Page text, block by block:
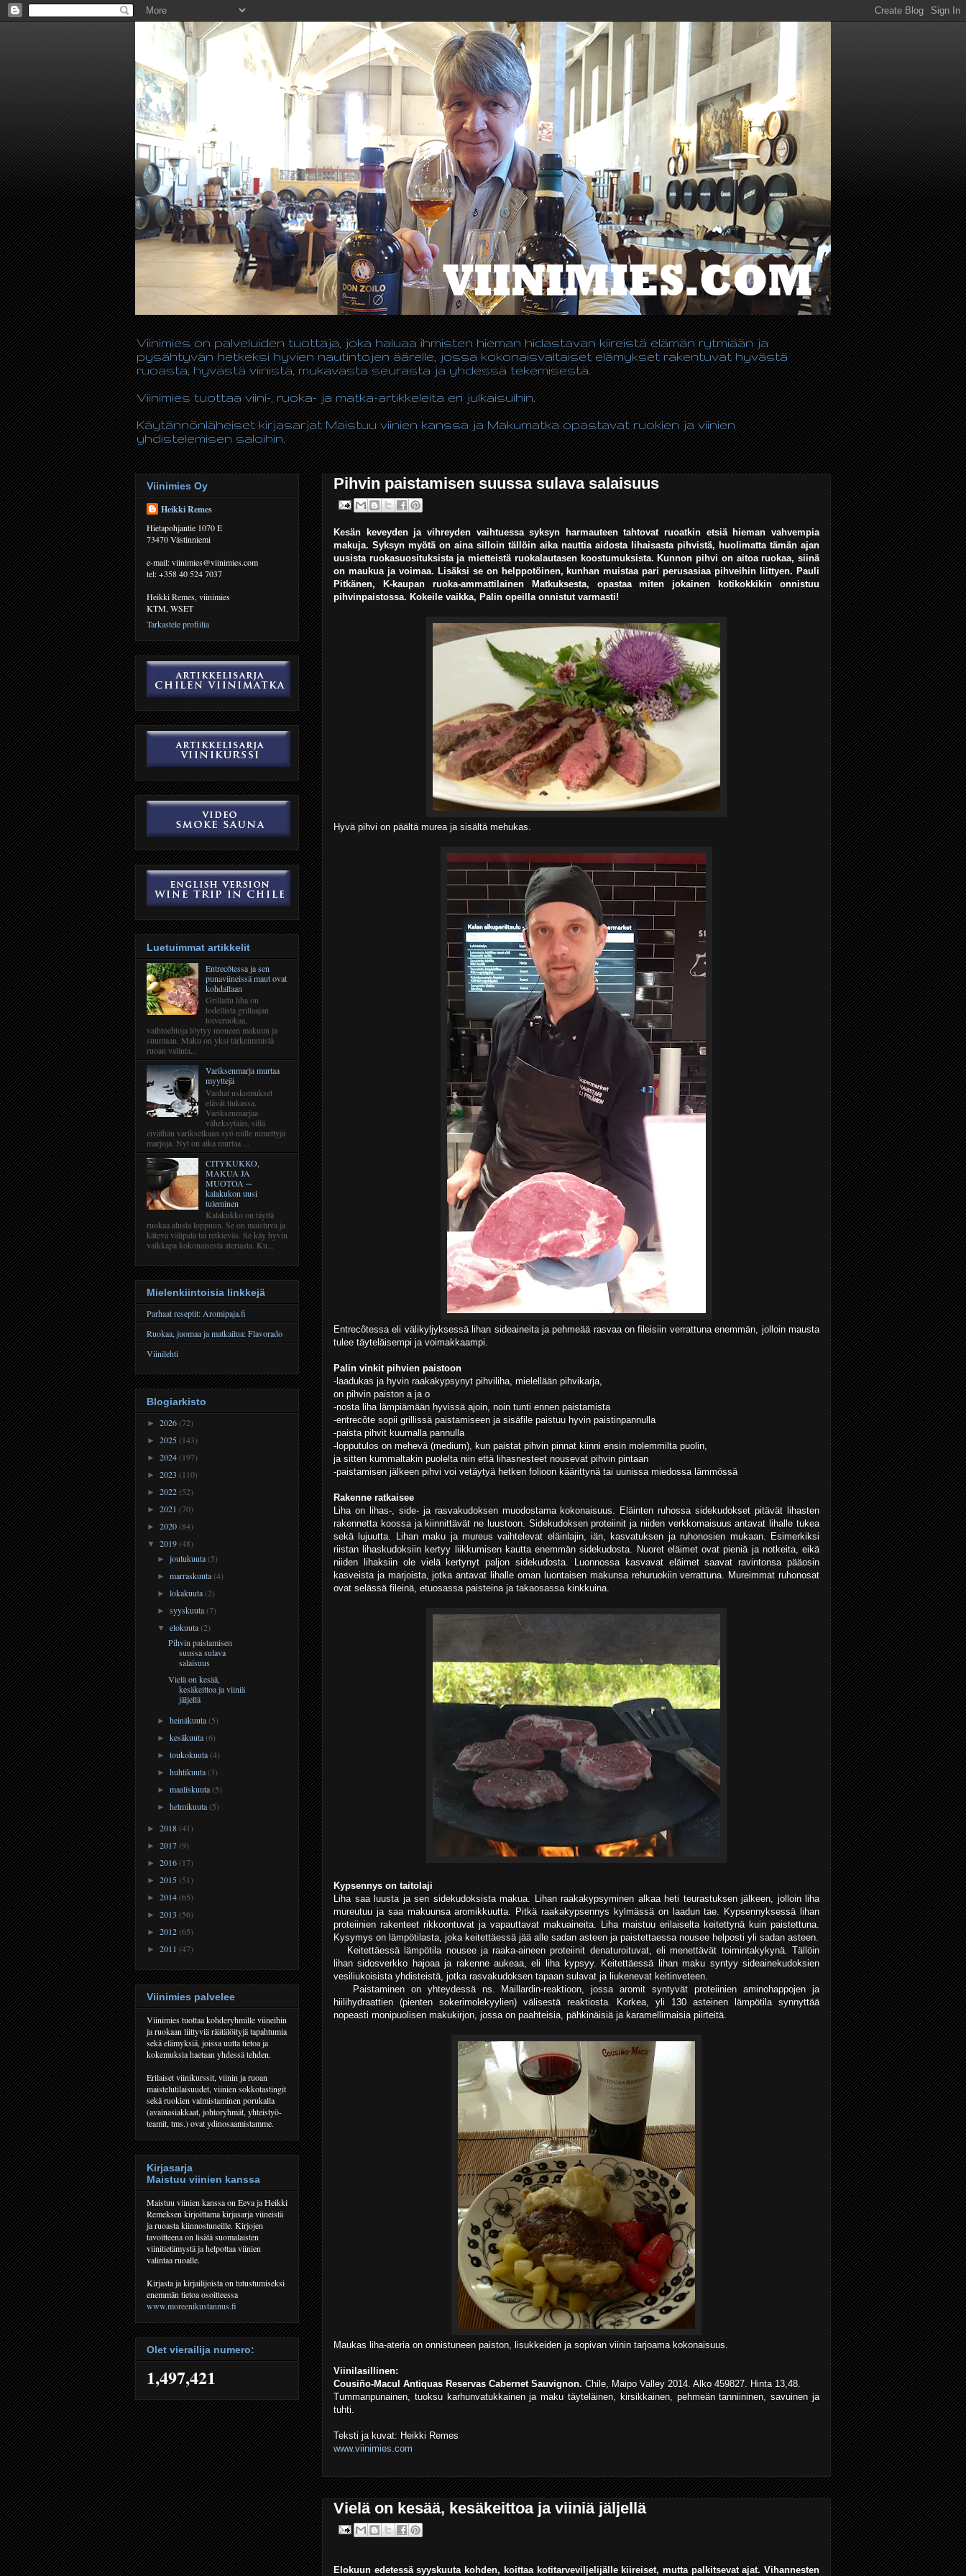
Viinimies on palveluiden tuottaja, joka haluaa ihmisten hieman hidastavan kiireistä elämän rytmiään ja
pysähtyvän hetkeksi hyvien nautintojen äärelle, jossa kokonaisvaltaiset elämykset rakentuvat hyvästä
ruoasta, hyvästä viinistä, mukavasta seurasta ja yhdessä tekemisestä.
Viinimies tuottaa viini-, ruoka- ja matka-artikkeleita eri julkaisuihin.
Käytännönläheiset kirjasarjat Maistuu viinien kanssa ja Makumatka opastavat ruokien ja viinien
yhdistelemisen saloihin.
Pihvin paistamisen suussa sulava salaisuus
Kesän keveyden ja vihreyden vaihtuessa syksyn harmauteen tahtovat ruoatkin etsiä hieman vahvempia
makuja. Syksyn myötä on aina silloin tällöin aika nauttia aidosta lihaisasta pihvistä, huolimatta tämän ajan
uusista ruokasuosituksista ja mietteistä ruokalautasen koostumuksista. Kunnon pihvi on aitoa ruokaa, siinä
on maukua ja voimaa. Lisäksi se on helppotöinen, kunhan muistaa pari perusasiaa pihveihin liittyen. Pauli
Pitkänen, K-kaupan ruoka-ammattilainen Matkuksesta, opastaa miten jokainen kotikokkikin onnistuu
pihvinpaistossa. Kokeile vaikka, Palin opeilla onnistut varmasti!
Hyvä pihvi on päältä murea ja sisältä mehukas.
Entrecôtessa eli välikyljyksessä lihan sideaineita ja pehmeää rasvaa on fileisiin verrattuna enemmän, jolloin mausta
tulee täyteläisempi ja voimakkaampi.
Palin vinkit pihvien paistoon
-laadukas ja hyvin raakakypsynyt pihviliha, mielellään pihvikarja,
on pihvin paiston a ja o
-nosta liha lämpiämään hyvissä ajoin, noin tunti ennen paistamista
-entrecôte sopii grillissä paistamiseen ja sisäfile paistuu hyvin paistinpannulla
-paista pihvit kuumalla pannulla
-lopputulos on mehevä (medium), kun paistat pihvin pinnat kiinni ensin molemmilta puolin,
ja sitten kummaltakin puolelta niin että lihasnesteet nousevat pihvin pintaan
-paistamisen jälkeen pihvi voi vetäytyä hetken folioon käärittynä tai uunissa miedossa lämmössä
Rakenne ratkaisee
Liha on lihas-, side- ja rasvakudoksen muodostama kokonaisuus. Eläinten ruhossa sidekudokset pitävät lihasten
rakennetta koossa ja kiinnittävät ne luustoon. Sidekudoksen proteiinit ja niiden verkkomaisuus antavat lihalle tukea
sekä lujuutta. Lihan maku ja mureus vaihtelevat eläinlajin, iän, kasvatuksen ja ruhonosien mukaan. Esimerkiksi
riistan lihaskudoksiin kertyy liikkumisen kautta enemmän sidekudosta. Nuoret eläimet ovat pieniä ja notkeita, eikä
niiden lihaksiin ole vielä kertynyt paljon sidekudosta. Luonnossa kasvavat eläimet saavat ravintonsa pääosin
kasveista ja marjoista, jotka antavat lihalle oman luontaisen makunsa rehuruokiin verrattuna. Mureimmat ruhonosat
ovat selässä fileinä, etuosassa paisteina ja takaosassa kinkkuina.
Kypsennys on taitolaji
Liha saa luusta ja sen sidekudoksista makua. Lihan raakakypsyminen alkaa heti teurastuksen jälkeen, jolloin liha
mureutuu ja saa makuunsa aromikkuutta. Pitkä raakakypsennys kylmässä on laadun tae. Kypsennyksessä lihan
proteiinien rakenteet rikkoontuvat ja vapauttavat makuaineita. Liha maistuu erilaiselta keitettynä kuin paistettuna.
Kysymys on lämpötilasta, joka keitettäessä jää alle sadan asteen ja paistettaessa nousee helposti yli sadan asteen.
Keitettäessä lämpötila nousee ja raaka-aineen proteiinit denaturoituvat, eli menettävät toimintakykynä. Tällöin
lihan sidosverkko hajoaa ja rakenne aukeaa, eli liha kypsyy. Keitettäessä lihan maku syntyy sideainekudoksien
vesiliukoisista yhdisteistä, jotka rasvakudoksen tapaan sulavat ja liukenevat keitinveteen.
Paistaminen on yhteydessä ns. Maillardin-reaktioon, jossa aromit syntyvät proteiinien aminohappojen ja
hiilihydraattien (pienten sokerimolekyylien) välisestä reaktiosta. Korkea, yli 130 asteinen lämpötila synnyttää
nopeasti monipuolisen makukirjon, jossa on paahteisia, pähkinäisiä ja karamellimaisia piirteitä.
Maukas liha-ateria on onnistuneen paiston, lisukkeiden ja sopivan viinin tarjoama kokonaisuus.
Viinilasillinen:
Cousiño-Macul Antiquas Reservas Cabernet Sauvignon. Chile, Maipo Valley 2014. Alko 459827. Hinta 13,48.
Tummanpunainen, tuoksu karhunvatukkainen ja maku täyteläinen, kirsikkainen, pehmeän tanniininen, savuinen ja
tuhti.
Teksti ja kuvat: Heikki Remes
www.viinimies.com
Vielä on kesää, kesäkeittoa ja viiniä jäljellä
Elokuun edetessä syyskuuta kohden, koittaa kotitarveviljelijälle kiireiset, mutta palkitsevat ajat. Vihannesten
Viinimies Oy
Heikki Remes
Hietapohjantie 1070 E
73470 Västinniemi
e-mail: viinimies@viinimies.com
tel: +358 40 524 7037
Heikki Remes, viinimies
KTM, WSET
Tarkastele profiilia
Luetuimmat artikkelit
Entrecôtessa ja sen
punaviineissä maut ovat
kohdallaan
Grillattu liha on
todellista grillaajan
toiveruokaa,
vaihtoehtoja löytyy moneen makuun ja
suuntaan. Maku on yksi tärkeimmistä
ruoan valinta...
Variksenmarja murtaa
myyttejä
Vanhat uskomukset
elävät tiukassa.
Variksenmarjaa
väheksytään, sillä
eiväthän variksetkaan syö niille nimettyjä
marjoja. Nyt on aika murtaa ...
CITYKUKKO,
MAKUA JA
MUOTOA ─
kalakukon uusi
tuleminen
Kalakukko on täyttä
ruokaa alusta loppuun. Se on maistuva ja
kätevä välipala tai retkieväs. Se käy hyvin
vaikkapa kokonaisesta ateriasta. Ku...
Mielenkiintoisia linkkejä
Parhaat reseptit: Aromipaja.fi
Ruokaa, juomaa ja matkailua: Flavorado
Viinilehti
Blogiarkisto
► 2026(72)
► 2025(143)
► 2024(197)
► 2023 (110)
► 2022(52)
► 2021 (70)
► 2020(84)
▼ 2019(48)
►joulukuuta(5)
►marraskuuta(4)
►lokakuuta(2)
►syyskuuta(7)
▼elokuuta(2)
Pihvin paistamisen
suussa sulava
salaisuus
Vielä on kesää,
kesäkeittoa ja viiniä
jäljellä
►heinäkuuta(5)
►kesäkuuta(6)
►toukokuuta(4)
►huhtikuuta(3)
►maaliskuuta(5)
►helmikuuta(5)
► 2018(41)
► 2017(9)
► 2016(17)
► 2015(51)
► 2014(65)
► 2013 (56)
► 2012(65)
► 2011 (47)
Viinimies palvelee
Viinimies tuottaa kohderyhmille viineihin
ja ruokaan liittyviä räätälöityjä tapahtumia
sekä elämyksiä, joissa uutta tietoa ja
kokemuksia haetaan yhdessä tehden.
Erilaiset viinikurssit, viinin ja ruoan
maistelutilaisuudet, viinien sokkotastingit
sekä ruokien valmistaminen porukalla
(avainasiakkaat, johtoryhmät, yhteistyö-
teamit, tms.) ovat ydinosaamistamme.
Kirjasarja
Maistuu viinien kanssa
Maistuu viinien kanssa on Eeva ja Heikki
Remeksen kirjoittama kirjasarja viineistä
ja ruoasta kiinnostuneille. Kirjojen
tavoitteena on lisätä suomalaisten
viinitietämystä ja helpottaa viinien
valintaa ruoalle.
Kirjasta ja kirjailijoista on tutustumiseksi
enemmän tietoa osoitteessa
www.moreenikustannus.fi
Olet vierailija numero:
1,497,421